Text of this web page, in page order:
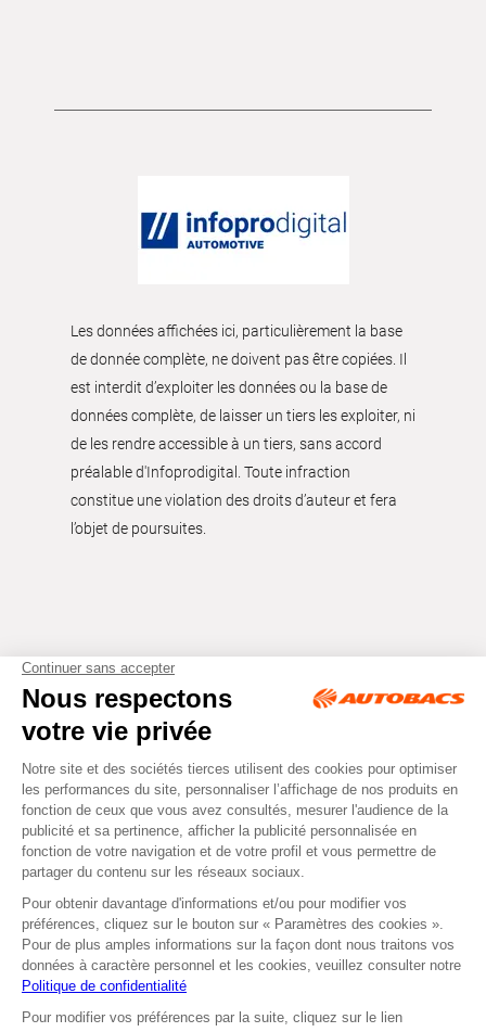
Les données affichées ici, particulièrement la base
de donnée complète, ne doivent pas être copiées. Il
est interdit d’exploiter les données ou la base de
données complète, de laisser un tiers les exploiter, ni
de les rendre accessible à un tiers, sans accord
préalable d'Infoprodigital. Toute infraction
constitue une violation des droits d’auteur et fera
l’objet de poursuites.
Mentions légales RGPD
Cookies CGV
Facebook Instagram